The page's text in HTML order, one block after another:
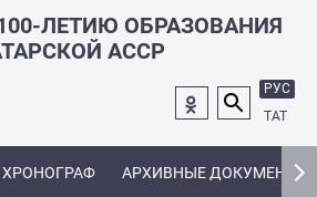
ЛЕТИЮ ОБРАЗОВАНИЯ
АССР
РУС
ТАТ
ХРОНОГРАФ АРХИВНЫЕ ДОКУМЕНТЫ